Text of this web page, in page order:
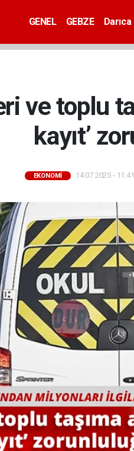
GENEL GEBZE Darıca
ve toplu
kayıt’
EKONOMİ 14.07.2025 -